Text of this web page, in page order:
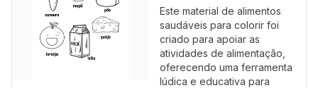
Este material de alimentos
saudáveis para colorir foi
criado para apoiar as
atividades de alimentação,
oferecendo uma ferramenta
lúdica e educativa para